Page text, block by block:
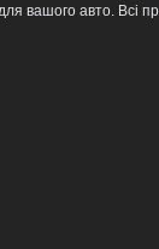
вашого авто. Всі